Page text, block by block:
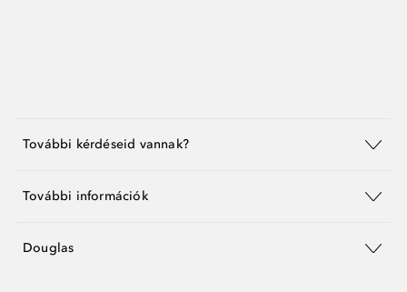
További kérdéseid vannak?
További információk
Douglas